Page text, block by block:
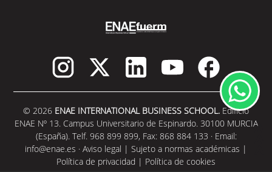
© 2026 ENAE INTERNATIONAL BUSINESS SCHOOL. Edificio
ENAE Nº 13. Campus Universitario de Espinardo. 30100 MURCIA
(España). Telf. 968 899 899, Fax: 868 884 133 · Email:
info@enae.es · Aviso legal | Sujeto a normas académicas |
Política de privacidad | Política de cookies